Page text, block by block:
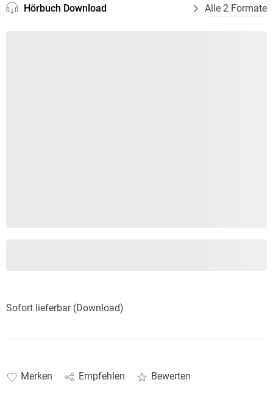
Hörbuch Download Alle 2 Formate
Sofort lieferbar (Download)
Merken Empfehlen Bewerten